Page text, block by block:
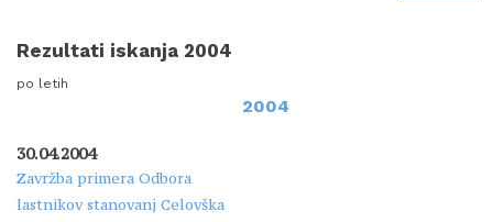
Rezultati iskanja 2004
po letih
2004
30.04.2004
Zavržba primera Odbora
lastnikov stanovanj Celovška